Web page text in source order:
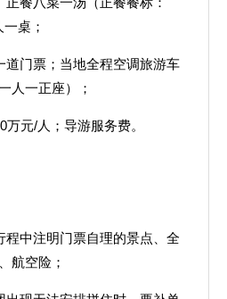
桌；
道门票；当地全程空调旅游车
人一正座）；
元/人；导游服务费。
程中注明门票自理的景点、全
航空险；